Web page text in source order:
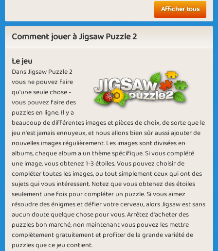
First Month
For the holidays Picture Frames
Broken Pictures Adding the Pieces
Keeping it
Together
Solving the
Mystery
Afficher tous
Comment jouer à Jigsaw Puzzle 2
Le jeu
Dans Jigsaw Puzzle 2
vous ne pouvez faire
qu'une seule chose -
vous pouvez faire des
puzzles en ligne. Il y a
beaucoup de différentes images et pièces de choix, de sorte que le
jeu n'est jamais ennuyeux, et nous allons bien sûr aussi ajouter de
nouvelles images régulièrement. Les images sont divisées en
albums, chaque album a un thème spécifique. Si vous complété
une image, vous obtenez 1-3 étoiles. Vous pouvez choisir de
compléter toutes les images, ou tout simplement ceux qui ont des
sujets qui vous intéressent. Notez que vous obtenez des étoiles
seulement une fois pour compléter un puzzle. Si vous aimez
résoudre des énigmes et défier votre cerveau, alors Jigsaw est sans
aucun doute quelque chose pour vous. Arrêtez d'acheter des
puzzles bon marché, non maintenant vous pouvez les mettre
complètement gratuitement et profiter de la grande variété de
puzzles que ce jeu contient.